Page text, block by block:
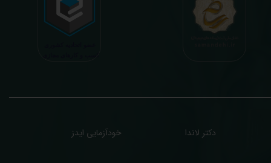
پیشرفته (دیر و زود داره سوخت و سوز نداره...) برسیم. قابل ذکر است که جواب
آنلاین به نتایج هیچ یک از کاربران بصورت مستقیم دسترسی ندارد و موارد تفسیر نیز
با درخواست و ارسال خود کاربر انجام میگیرد و ما تابع اصول اخلاق پزشکی و حرفه ای
دکتر لاندا خودآزمایی ایدز